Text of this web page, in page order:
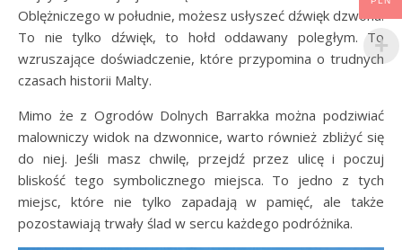
Oblężniczego w południe, możesz usłyszeć dźwięk dzwonu.
To nie tylko dźwięk, to hołd oddawany poległym. To
wzruszające doświadczenie, które przypomina o trudnych
czasach historii Malty.
Mimo że z Ogrodów Dolnych Barrakka można podziwiać
malowniczy widok na dzwonnice, warto również zbliżyć się
do niej. Jeśli masz chwilę, przejdź przez ulicę i poczuj
bliskość tego symbolicznego miejsca. To jedno z tych
miejsc, które nie tylko zapadają w pamięć, ale także
pozostawiają trwały ślad w sercu każdego podróżnika.